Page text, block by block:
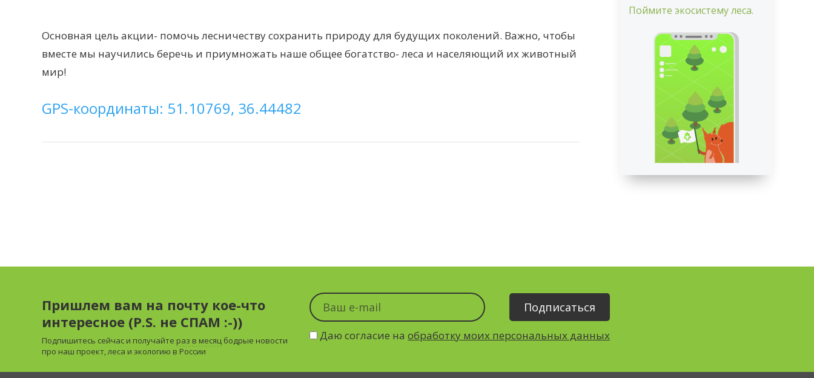
Основная цель акции- помочь лесничеству сохранить природу для будущих поколений. Важно, чтобы
вместе мы научились беречь и приумножать наше общее богатство- леса и населяющий их животный
мир!
GPS-координаты: 51.10769, 36.44482
Поймите экосистему леса.
Пришлем вам на почту кое-что
интересное (P.S. не СПАМ :-))
Подпишитесь сейчас и получайте раз в месяц бодрые новости
про наш проект, леса и экологию в России
Даю согласие наобработку моих персональных данных